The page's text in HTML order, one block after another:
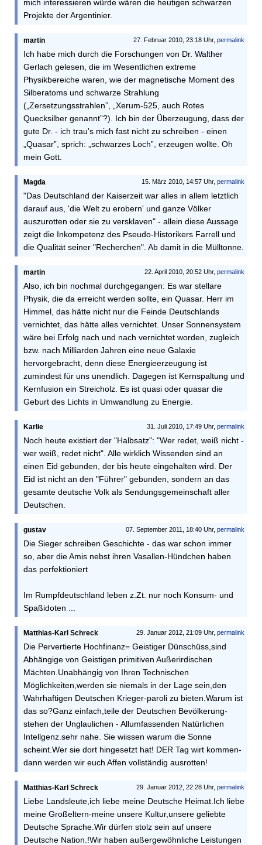
mich interessieren würde wären die heutigen schwarzen
Projekte der Argentinier.
27. Februar 2010, 23:18 Uhr, permalink
martin
Ich habe mich durch die Forschungen von Dr. Walther
Gerlach gelesen, die im Wesentlichen extreme
Physikbereiche waren, wie der magnetische Moment des
Silberatoms und schwarze Strahlung
(„Zersetzungsstrahlen”, „Xerum-525, auch Rotes
Quecksilber genannt”?). Ich bin der Überzeugung, dass der
gute Dr. - ich trau's mich fast nicht zu schreiben - einen
„Quasar”, sprich: „schwarzes Loch”, erzeugen wollte. Oh
mein Gott.
15. März 2010, 14:57 Uhr, permalink
Magda
"Das Deutschland der Kaiserzeit war alles in allem letztlich
darauf aus, 'die Welt zu erobern' und ganze Völker
auszurotten oder sie zu versklaven" - allein diese Aussage
zeigt die Inkompetenz des Pseudo-Historikers Farrell und
die Qualität seiner "Recherchen". Ab damit in die Mülltonne.
22. April 2010, 20:52 Uhr, permalink
martin
Also, ich bin nochmal durchgegangen: Es war stellare
Physik, die da erreicht werden sollte, ein Quasar. Herr im
Himmel, das hätte nicht nur die Feinde Deutschlands
vernichtet, das hätte alles vernichtet. Unser Sonnensystem
wäre bei Erfolg nach und nach vernichtet worden, zugleich
bzw. nach Milliarden Jahren eine neue Galaxie
hervorgebracht, denn diese Energieerzeugung ist
zumindest für uns unendlich. Dagegen ist Kernspaltung und
Kernfusion ein Streicholz. Es ist quasi oder quasar die
Geburt des Lichts in Umwandlung zu Energie.
31. Juli 2010, 17:49 Uhr, permalink
Karlie
Noch heute existiert der "Halbsatz": "Wer redet, weiß nicht -
wer weiß, redet nicht". Alle wirklich Wissenden sind an
einen Eid gebunden, der bis heute eingehalten wird. Der
Eid ist nicht an den "Führer" gebunden, sondern an das
gesamte deutsche Volk als Sendungsgemeinschaft aller
Deutschen.
07. September 2011, 18:40 Uhr, permalink
gustav
Die Sieger schreiben Geschichte - das war schon immer
so, aber die Amis nebst ihren Vasallen-Hündchen haben
das perfektioniert
Im Rumpfdeutschland leben z.Zt. nur noch Konsum- und
Spaßidoten ...
29. Januar 2012, 21:09 Uhr, permalink
Matthias-Karl Schreck
Die Pervertierte Hochfinanz= Geistiger Dünschüss,sind
Abhängige von Geistigen primitiven Außerirdischen
Mächten.Unabhängig von Ihren Technischen
Möglichkeiten,werden sie niemals in der Lage sein,den
Wahrhaftigen Deutschen Krieger-paroli zu bieten.Warum ist
das so?Ganz einfach,teile der Deutschen Bevölkerung-
stehen der Unglaulichen - Allumfassenden Natürlichen
Intellgenz.sehr nahe. Sie wiissen warum die Sonne
scheint.Wer sie dort hingesetzt hat! DER Tag wirt kommen-
dann werden wir euch Affen vollständig ausrotten!
29. Januar 2012, 22:28 Uhr, permalink
Matthias-Karl Schreck
Liebe Landsleute,ich liebe meine Deutsche Heimat.Ich liebe
meine Großeltern-meine unsere Kultur,unsere geliebte
Deutsche Sprache.Wir dürfen stolz sein auf unsere
Deutsche Nation.!Wir haben außergewöhnliche Leistungen